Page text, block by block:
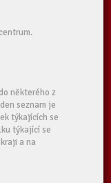
některého z
seznam je
týkajících se
týkající se
a na